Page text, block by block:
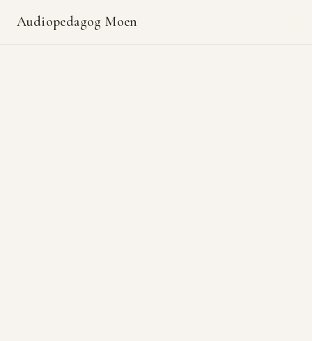
Audiopedagog Moen